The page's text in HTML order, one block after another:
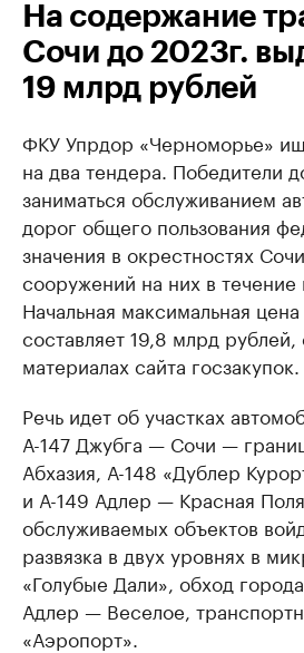
На содержание
Сочи до 2023г.
19 млрд рублей
ФКУ Упрдор «Черноморье»
на два тендера. Победители
заниматься обслуживанием
дорог общего пользования
значения в окрестностях
сооружений на них в течение
Начальная максимальная цена
составляет 19,8 млрд
материалах сайта госзакупок.
Речь идет об участках
А-147 Джубга — Сочи —
Абхазия, А-148 «Дублер
и А-149 Адлер — Красная
обслуживаемых объектов
развязка в двух уровнях в
«Голубые Дали», обход
Адлер — Веселое,
«Аэропорт».